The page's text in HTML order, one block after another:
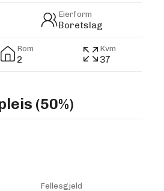
Eierform
Boretslag
Rom
2
Kvm
37
(50%)
Fellesgjeld